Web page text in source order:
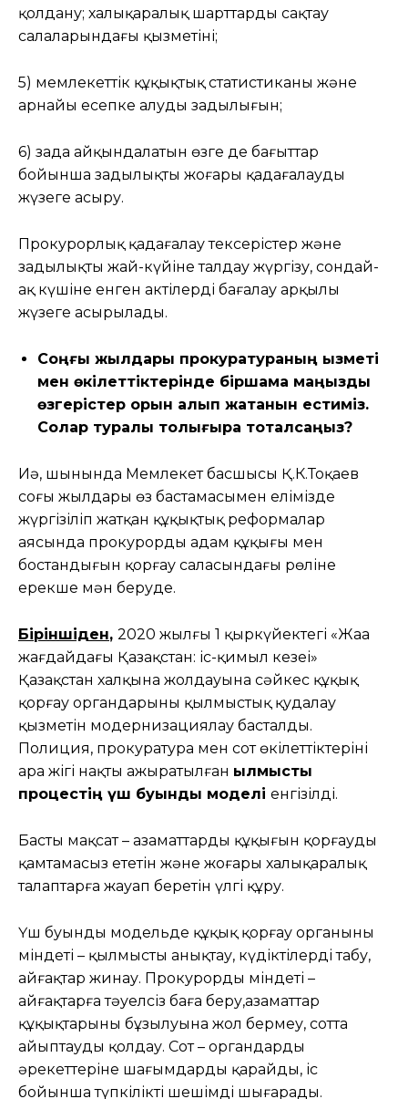
қолдану; халықаралық шарттарды сақтау
салаларындағы қызметінің;
5) мемлекеттік құқықтық статистиканың және
арнайы есепке алудың заңдылығын;
6) заңда айқындалатын өзге де бағыттар
бойынша заңдылықты жоғары қадағалауды
жүзеге асыру.
Прокурорлық қадағалау тексерістер және
заңдылықтың жай-күйіне талдау жүргізу, сондай-
ақ күшіне енген актілерді бағалау арқылы
жүзеге асырылады.
Соңғы жылдары прокуратураның қызметі
мен өкілеттіктерінде біршама маңызды
өзгерістер орын алып жатқанын естиміз.
Солар туралы толығырақ тоқталсаңыз?
Иә, шынында Мемлекет басшысы Қ.К.Тоқаев
соңғы жылдары өз бастамасымен елімізде
жүргізіліп жатқан құқықтық реформалар
аясында прокурордың адам құқығы мен
бостандығын қорғау саласындағы рөліне
ерекше мән беруде.
Біріншіден, 2020 жылғы 1 қыркүйектегі «Жаңа
жағдайдағы Қазақстан: іс-қимыл кезеңі»
Қазақстан халқына жолдауына сәйкес құқық
қорғау органдарының қылмыстық қудалау
қызметін модернизациялау басталды.
Полиция, прокуратура мен сот өкілеттіктерінің
ара жігі нақты ажыратылған қылмыстық
процестің үш буынды моделі енгізілді.
Басты мақсат – азаматтардың құқығын қорғауды
қамтамасыз ететін және жоғары халықаралық
талаптарға жауап беретін үлгі құру.
Үш буынды модельде құқық қорғау органының
міндеті – қылмысты анықтау, күдіктілерді табу,
айғақтар жинау. Прокурордың міндеті –
айғақтарға тәуелсіз баға беру,азаматтар
құқықтарының бұзылуына жол бермеу, сотта
айыптауды қолдау. Сот – органдардың
әрекеттеріне шағымдарды қарайды, іс
бойынша түпкілікті шешімді шығарады.